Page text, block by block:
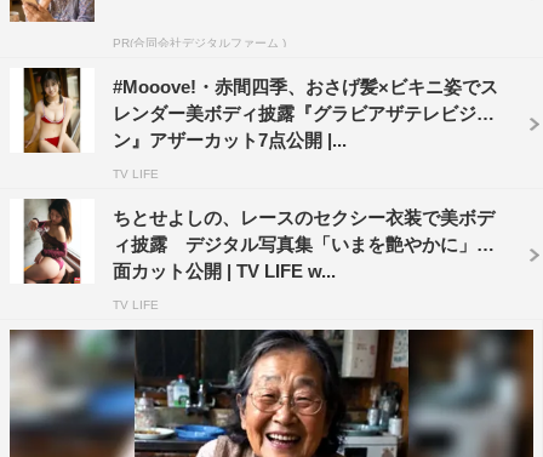
PR(合同会社デジタルファーム )
#Mooove!・赤間四季、おさげ髪×ビキニ姿でス
レンダー美ボディ披露『グラビアザテレビジョ
ン』アザーカット7点公開 |...
TV LIFE
ちとせよしの、レースのセクシー衣装で美ボデ
ィ披露 デジタル写真集「いまを艶やかに」誌
面カット公開 | TV LIFE w...
TV LIFE